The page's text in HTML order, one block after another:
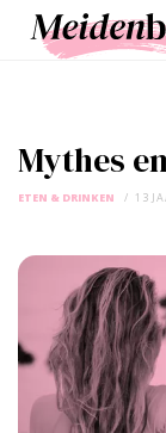
Mythes
ETEN & DRINKEN 13